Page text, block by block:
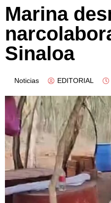
Marina
Sinaloa
Noticias EDITORIAL